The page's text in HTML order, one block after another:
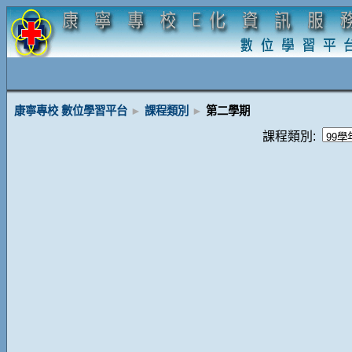
康寧專校 數位學習平台 ► 課程類別 ► 第二學期
課程類別: